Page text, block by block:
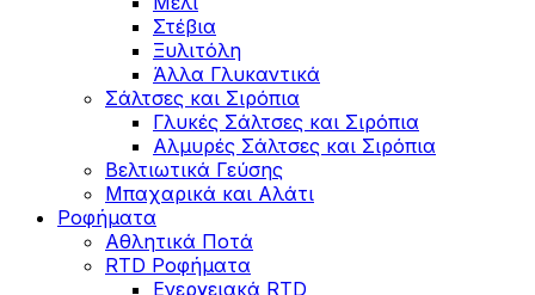
Στέβια
Ξυλιτόλη
Άλλα Γλυκαντικά
Σάλτσες και Σιρόπια
Γλυκές Σάλτσες και Σιρόπια
Αλμυρές Σάλτσες και Σιρόπια
Bελτιωτικά Γεύσης
Μπαχαρικά και Αλάτι
Ροφήματα
Αθλητικά Ποτά
RTD Ροφήματα
Ενεργειακά RTD